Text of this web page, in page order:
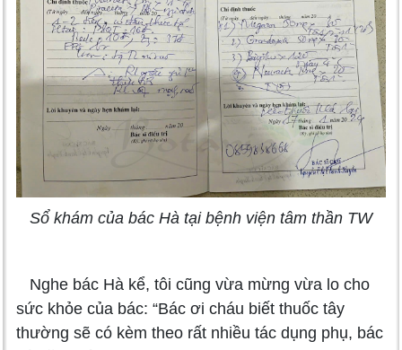
Sổ khám của bác Hà tại bệnh viện tâm thần TW
Nghe bác Hà kể, tôi cũng vừa mừng vừa lo cho
sức khỏe của bác: “Bác ơi cháu biết thuốc tây
thường sẽ có kèm theo rất nhiều tác dụng phụ, bác